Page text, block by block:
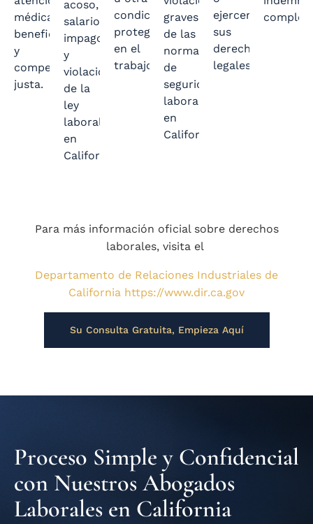
médica,
beneficios
y
compensación
justa.
Conoce Más
acoso,
salarios
impagos
y
violaciones
de la
ley
laboral
en
California.
condición
protegida
en el
trabajo.
graves
de las
normas
de
seguridad
laboral
en
California.
ejercer
sus
derechos
legales.
Para más información oficial sobre derechos
laborales, visita el
Departamento de Relaciones Industriales de
California https://www.dir.ca.gov
Su Consulta Gratuita, Empieza Aquí
Proceso Simple y Confidencial
con Nuestros Abogados
Laborales en California